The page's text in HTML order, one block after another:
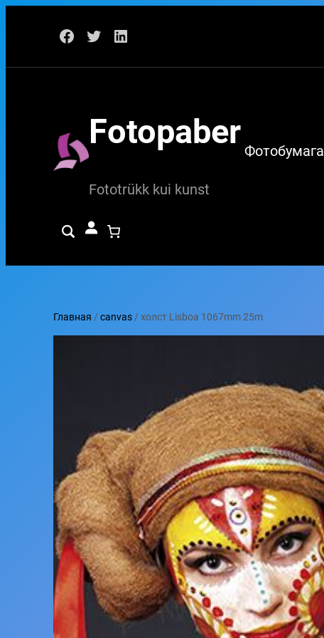
содержимому
Facebook
TwitterLinkedIn
Fotopaber
Fototrükk kui kunst
Фотобумага
Главная /canvas/ холст Lisboa 1067mm 25m